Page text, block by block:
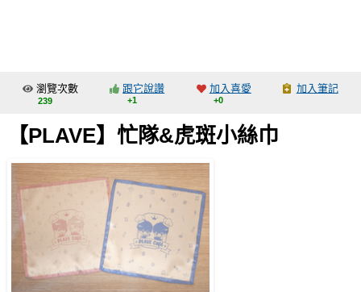
交流中心
攤位轉讓區
會員中心
註冊會員
登入
瀏覽次數
239
跟它說讚
+1
加入喜愛
+0
加入筆記
【PLAVE】忙隊&虎斑小絲巾